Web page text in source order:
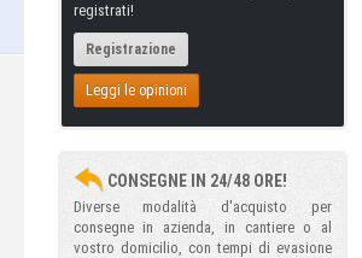
registrati!
Registrazione
Leggi le opinioni
CONSEGNE IN 24/48 ORE!
Diverse modalità d'acquisto per
consegne in azienda, in cantiere o al
vostro domicilio, con tempi di evasione